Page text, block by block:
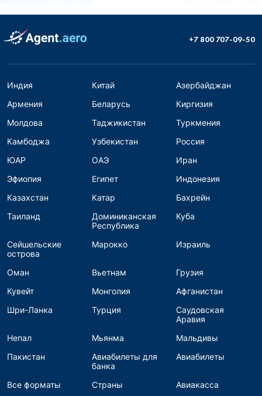
+7 800 707-09-50
Индия Китай
Азербайджан
Армения
Беларусь
Киргизия
Молдова
Таджикистан
Туркмения
Камбоджа
Узбекистан
Россия
ЮАР
ОАЭ
Иран
Эфиопия
Египет
Индонезия
Казахстан
Катар
Бахрейн
Таиланд
Доминиканская
Республика
Куба
Сейшельские
острова
Марокко Израиль
Оман Вьетнам
Грузия
Кувейт
Монголия
Афганистан
Шри-Ланка
Турция
Саудовская
Аравия
Непал
Мьянма
Мальдивы
Пакистан
Авиабилеты для
банка
Авиабилеты
Все форматы Страны
Авиакасса